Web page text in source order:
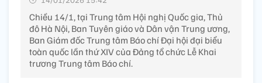
Chiều 14/1, tại Trung tâm Hội nghị Quốc gia, Thủ
đô Hà Nội, Ban Tuyên giáo và Dân vận Trung ương,
Ban Giám đốc Trung tâm Báo chí Đại hội đại biểu
toàn quốc lần thứ XIV của Đảng tổ chức Lễ Khai
trương Trung tâm Báo chí.